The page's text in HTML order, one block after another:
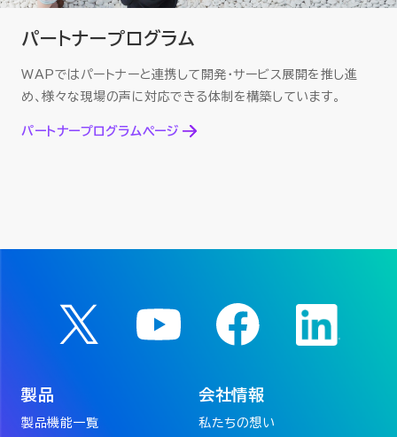
パートナープログラム
WAPではパートナーと連携して開発・サービス展開を推し進
め、 様々な現場の声に対応できる体制を構築しています。
パートナープログラムページ
製品
製品機能一覧
会社情報
私たちの想い